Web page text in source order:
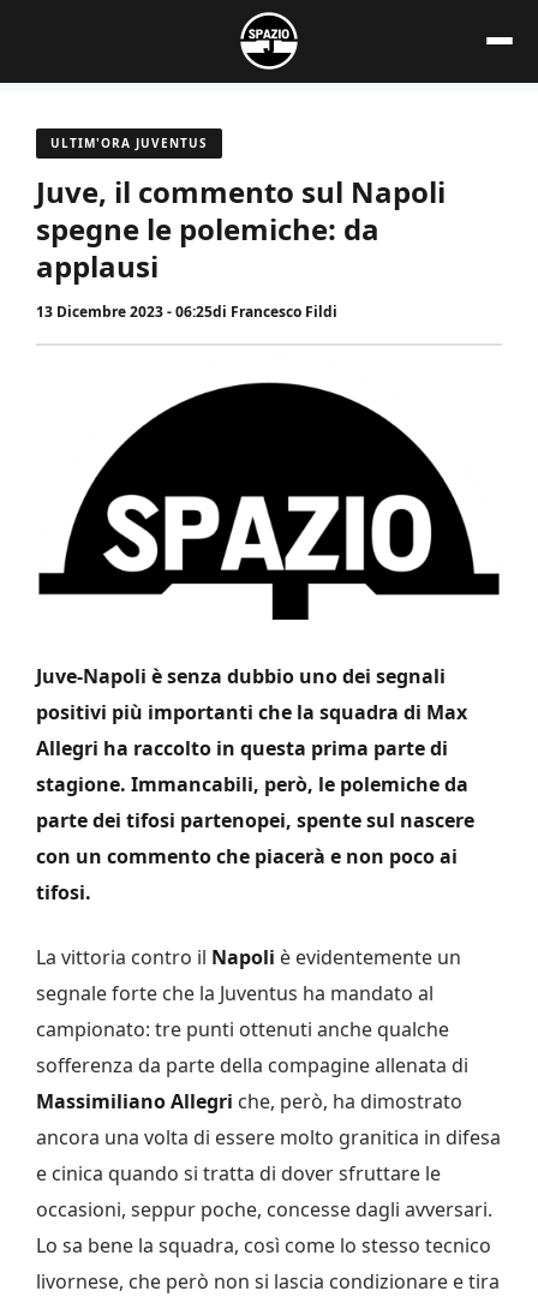
contenuto
ULTIM'ORA JUVENTUS
Juve, il commento sul Napoli
spegne le polemiche: da
applausi
13 Dicembre 2023 - 06:25di Francesco Fildi
Juve-Napoli è senza dubbio uno dei segnali
positivi più importanti che la squadra di Max
Allegri ha raccolto in questa prima parte di
stagione. Immancabili, però, le polemiche da
parte dei tifosi partenopei, spente sul nascere
con un commento che piacerà e non poco ai
tifosi.
La vittoria contro il Napoli è evidentemente un
segnale forte che la Juventus ha mandato al
campionato: tre punti ottenuti anche qualche
sofferenza da parte della compagine allenata di
Massimiliano Allegri che, però, ha dimostrato
ancora una volta di essere molto granitica in difesa
e cinica quando si tratta di dover sfruttare le
occasioni, seppur poche, concesse dagli avversari.
Lo sa bene la squadra, così come lo stesso tecnico
livornese, che però non si lascia condizionare e tira